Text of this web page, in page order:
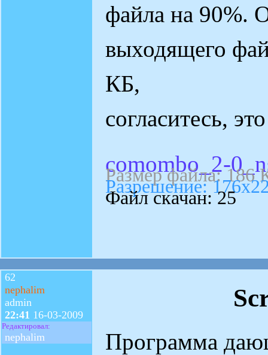
файла на 90%.
выходящего
КБ,
согласитесь,
comombo_2-
Размер файла: 186
Разрешение:
Файл скачан: 25
62
nephalim
admin
22:41 16-03-2009
Редактировал:
nephalim
Программа